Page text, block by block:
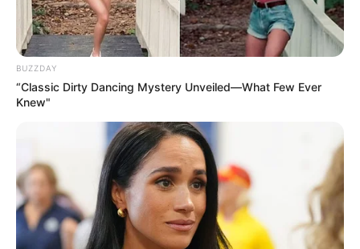
BUZZDAY
“Classic Dirty Dancing Mystery Unveiled—What Few Ever
Knew"